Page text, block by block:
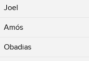
Joel
Amós
Obadias